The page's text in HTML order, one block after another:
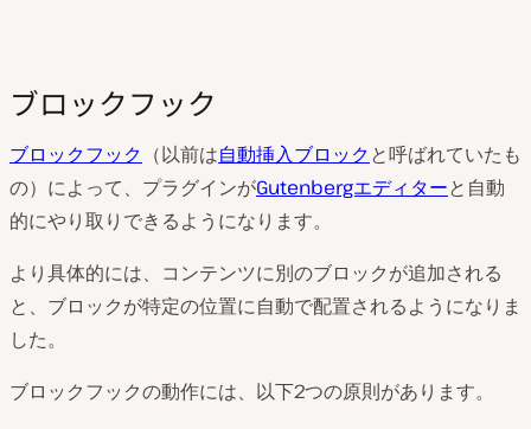
ブロックフック
ブロックフック （以前は自動挿入ブロックと呼ばれていたも
の）によって、プラグインがGutenbergエディターと自動
的にやり取りできるようになります。
より具体的には、コンテンツに別のブロックが追加される
と、ブロックが特定の位置に自動で配置されるようになりま
した。
ブロックフックの動作には、以下2つの原則があります。